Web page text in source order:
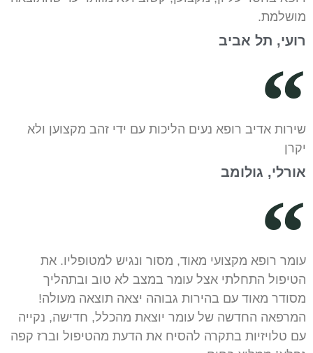
מושלמת.
רועי, תל אביב
שירות אדיב רופא נעים הליכות עם ידי זהב מקצוען ולא
יקרן
אורלי, גולומב
עומר רופא מקצועי מאוד, מסור ונגיש למטופליו. את
הטיפול התחלתי אצל עומר במצב לא טוב ובתהליך
מסודר מאוד עם בהירות גבוהה יצאה תוצאה מעולה!
המרפאה החדשה של עומר יוצאת מהכלל, חדישה, נקייה
עם טלויזיות בתקרה להסיח את הדעת מהטיפול וברז קפה